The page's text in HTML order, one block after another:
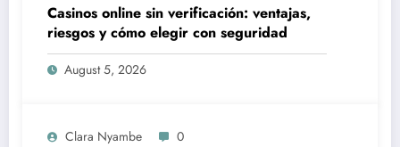
Casinos online sin verificación: ventajas,
riesgos y cómo elegir con seguridad
August 5, 2026
Clara Nyambe 0